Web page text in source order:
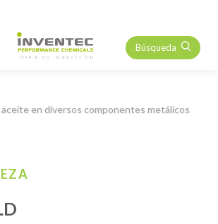
Búsqueda
aceite en diversos componentes metálicos